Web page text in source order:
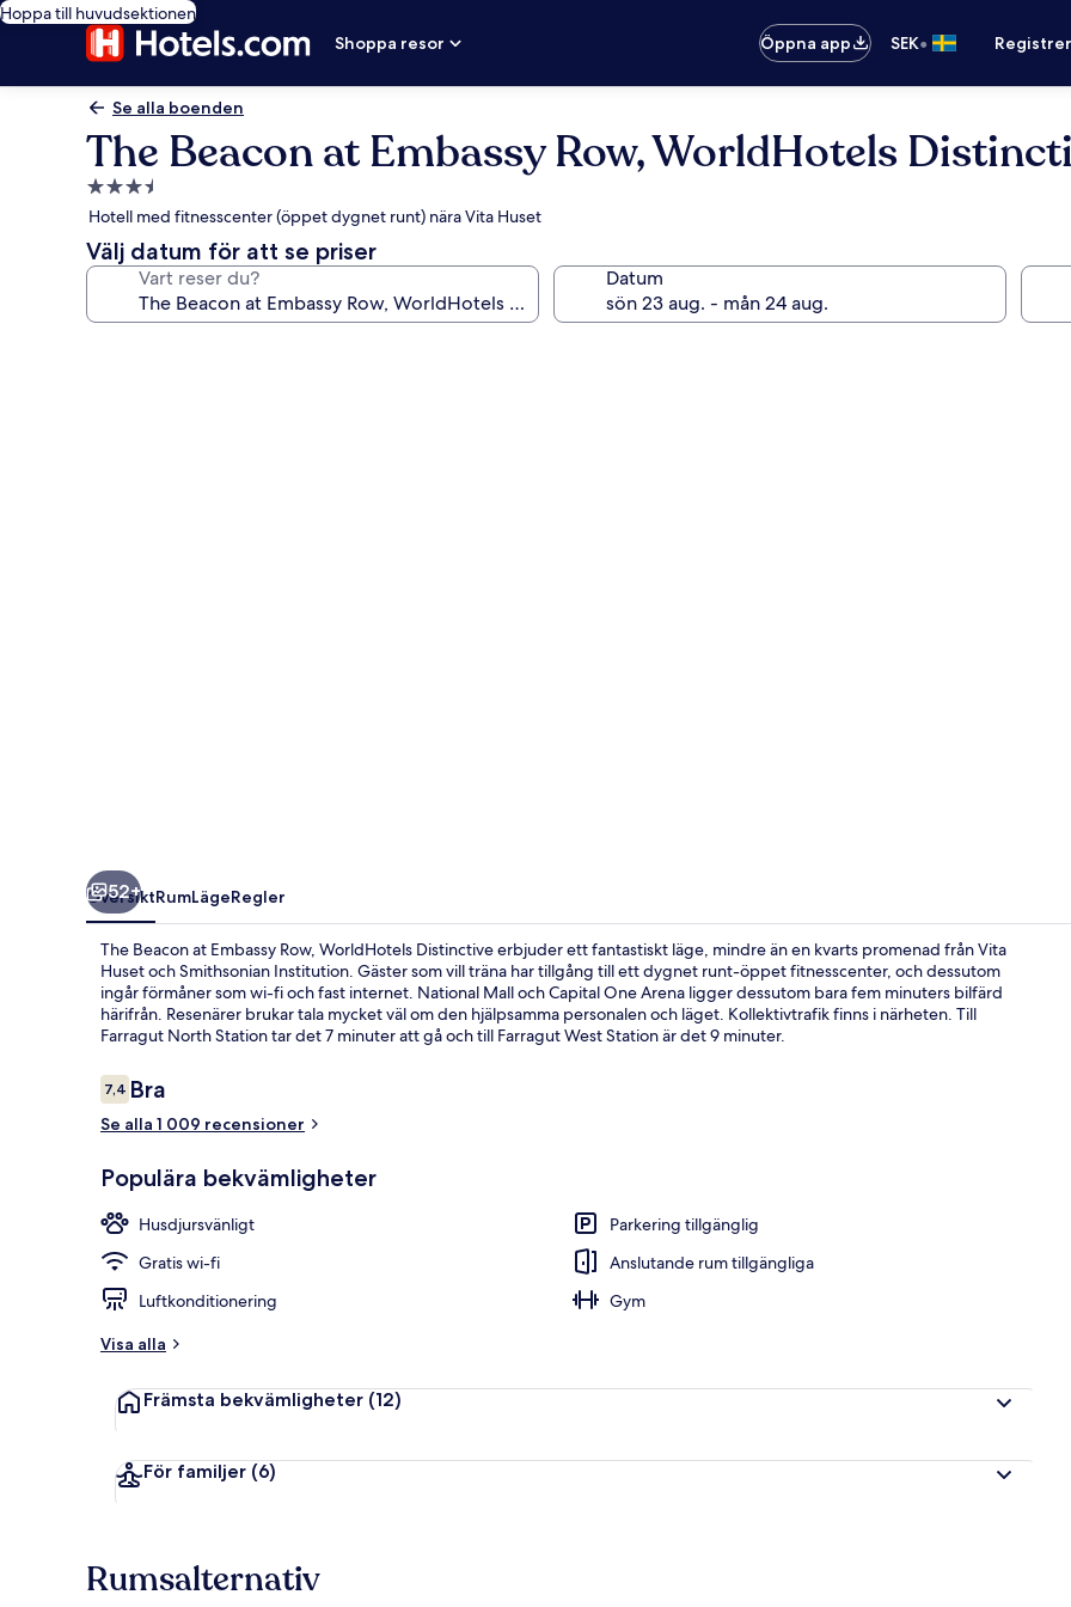
Hoppa till huvudsektionen
Shoppa resor
Öppna app SEK•
Se alla boenden
The Beacon at Embassy Row, WorldHotels
3.5-
stjärnigt
boende
Hotell med fitnesscenter (öppet dygnet runt) nära Vita Huset
Välj datum för att se priser
Vart reser du? Datum
Juniorsvit
52+
ÖversiktRumLägeRegler
The Beacon at Embassy Row, WorldHotels Distinctive erbjuder ett fantastiskt läge, mindre än en kvarts promenad från Vita
Huset och Smithsonian Institution. Gäster som vill träna har tillgång till ett dygnet runt-öppet fitnesscenter, och dessutom
ingår förmåner som wi-fi och fast internet. National Mall och Capital One Arena ligger dessutom bara fem minuters bilfärd
härifrån. Resenärer brukar tala mycket väl om den hjälpsamma personalen och läget. Kollektivtrafik finns i närheten. Till
Farragut North Station tar det 7 minuter att gå och till Farragut West Station är det 9 minuter.
Recensioner
7,47,4 av 10,
Bra
Se alla 1 009 recensioner
Populära bekvämligheter
Husdjursvänligt
Parkering tillgänglig
Gratis wi-fi
Anslutande rum tillgängliga
Luftkonditionering
Gym
Visa alla
Främsta bekvämligheter (12)
För familjer (6)
Rumsalternativ